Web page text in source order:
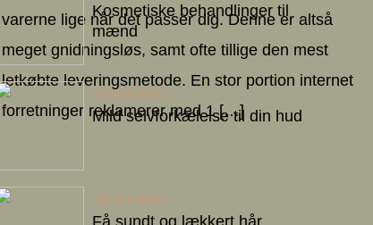
varerne lige når det passer dig. Denne er altså
meget gnidningsløs, samt ofte tillige den mest
letkøbte leveringsmetode. En stor portion internet
forretninger reklamerer med 1 […]
Kosmetiske behandlinger til
mænd
22/01/2022
Mild selvforkælelse til din hud
20/01/2022
Få sundt og lækkert hår